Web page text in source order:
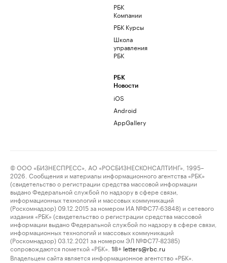
РБК
Компании
РБК Курсы
Школа
управления
РБК
РБК
Новости
iOS
Android
AppGallery
© ООО «БИЗНЕСПРЕСС», АО «РОСБИЗНЕСКОНСАЛТИНГ», 1995–
2026. Сообщения и материалы информационного агентства «РБК»
(свидетельство о регистрации средства массовой информации
выдано Федеральной службой по надзору в сфере связи,
информационных технологий и массовых коммуникаций
(Роскомнадзор) 09.12.2015 за номером ИА №ФС77-63848) и сетевого
издания «РБК» (свидетельство о регистрации средства массовой
информации выдано Федеральной службой по надзору в сфере связи,
информационных технологий и массовых коммуникаций
(Роскомнадзор) 03.12.2021 за номером ЭЛ №ФС77-82385)
сопровождаются пометкой «РБК».
18+ letters@rbc.ru
Владельцем сайта является информационное агентство «РБК».